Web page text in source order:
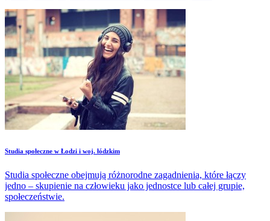
Studia społeczne w Łodzi i woj. łódzkim
Studia społeczne obejmują różnorodne zagadnienia, które łączy
jedno – skupienie na człowieku jako jednostce lub całej grupie,
społeczeństwie.